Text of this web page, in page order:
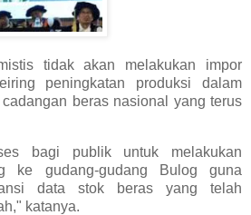
tidak akan melakukan impor
peningkatan produksi dalam
beras nasional yang terus
bagi publik untuk melakukan
ke gudang-gudang Bulog guna
data stok beras yang telah
katanya.